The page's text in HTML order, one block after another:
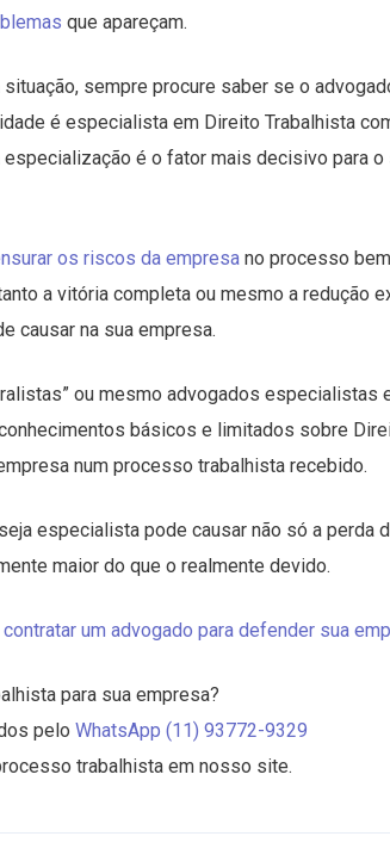
que apareçam.
sempre procure saber se o
é especialista em Direito Trabalhista
é o fator mais decisivo para
os riscos da empresa no processo
a vitória completa ou mesmo a redução
causar na sua empresa.
ou mesmo advogados
básicos e limitados sobre
num processo trabalhista recebido.
especialista pode causar não só a perda
maior do que o realmente devido.
contratar um advogado para defender sua
para sua empresa?
pelo WhatsApp (11) 93772-9329
trabalhista em nosso site.